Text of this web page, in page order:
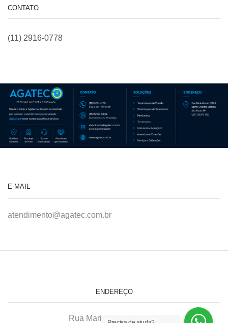
CONTATO
(11) 2916-0778
E-MAIL
atendimento@agatec.com.br
ENDEREÇO
Rua Maria Afonso, 166-A